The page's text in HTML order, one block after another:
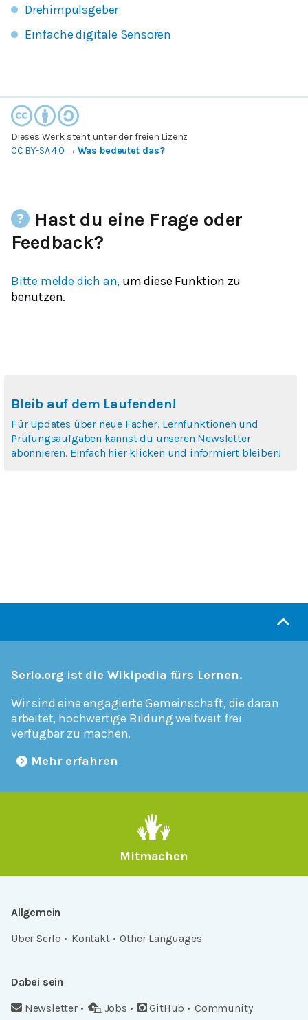
Drehimpulsgeber
Einfache digitale Sensoren
Dieses Werk steht unter der freien Lizenz
CC BY-SA 4.0 →Was bedeutet das?
Hast du eine Frage oder
Feedback?
Bitte melde dich an, um diese Funktion zu
benutzen.
Bleib auf dem Laufenden!
Für Updates über neue Fächer, Lernfunktionen und
Prüfungsaufgaben kannst du unseren Newsletter
abonnieren. Einfach hier klicken und informiert bleiben!
Serlo.org ist die Wikipedia fürs Lernen.
Wir sind eine engagierte Gemeinschaft, die daran
arbeitet, hochwertige Bildung weltweit frei
verfügbar zu machen.
Mehr erfahren
Mitmachen
Allgemein
Über Serlo
Kontakt Other Languages
Dabei sein
Newsletter
Jobs GitHub Community